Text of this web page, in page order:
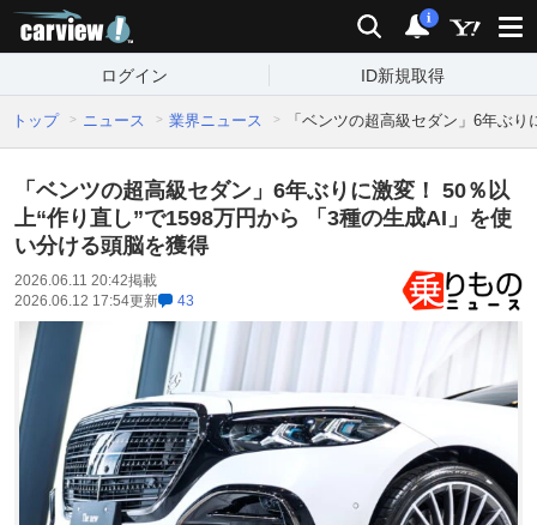
検索 通知
i
ログイン ID新規取得
トップ ニュース 業界ニュース 「ベンツの超高級セダン」6年ぶ
「ベンツの超高級セダン」6年ぶりに激変！ 50％以
上“作り直し”で1598万円から 「3種の生成AI」を使
い分ける頭脳を獲得
2026.06.11 20:42掲載
2026.06.12 17:54更新 43